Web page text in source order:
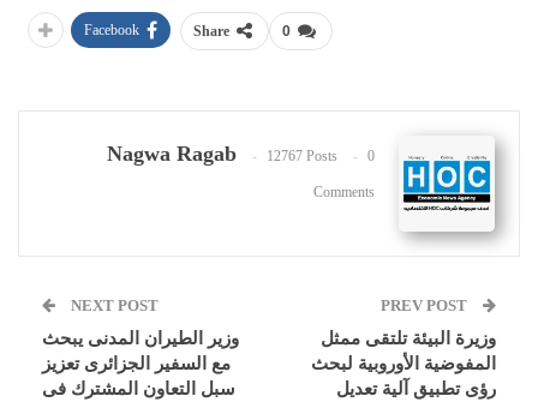
0
Share
Facebook
Nagwa Ragab 12767 Posts 0
Comments
وزيرة البيئة تلتقى ممثل
المفوضية الأوروبية لبحث
رؤى تطبيق آلية تعديل
NEXT POST
وزير الطيران المدنى يبحث
مع السفير الجزائرى تعزيز
سبل التعاون المشترك فى